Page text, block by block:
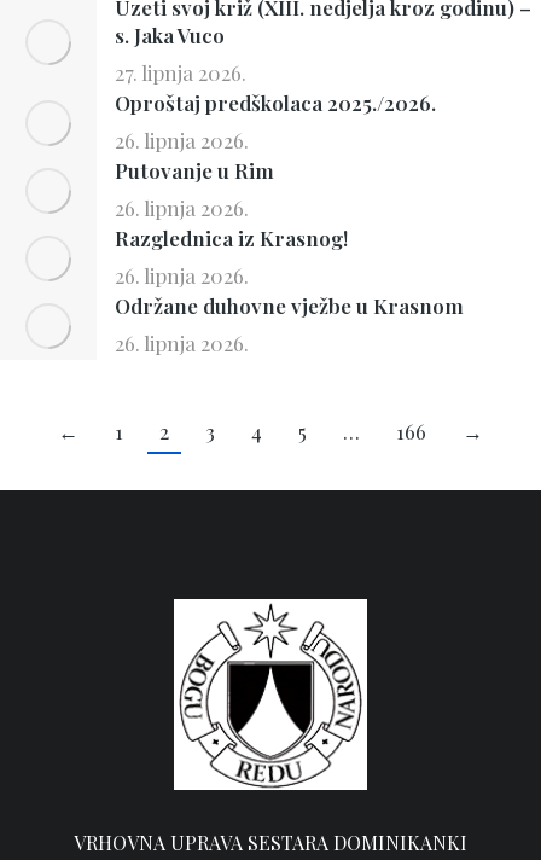
Uzeti svoj križ (XIII. nedjelja kroz godinu) –
s. Jaka Vuco
27. lipnja 2026.
Oproštaj predškolaca 2025./2026.
26. lipnja 2026.
Putovanje u Rim
26. lipnja 2026.
Razglednica iz Krasnog!
26. lipnja 2026.
Održane duhovne vježbe u Krasnom
26. lipnja 2026.
← 1 2 3 4 5 … 166 →
VRHOVNA UPRAVA SESTARA DOMINIKANKI